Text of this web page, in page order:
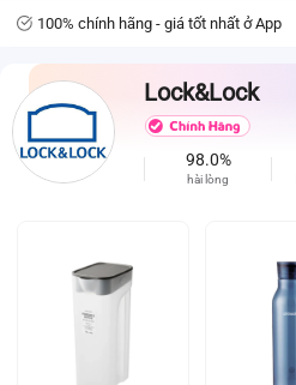
100% chính hãng - giá tốt nhất ở App
Lock&Lock
98.0%
hài lòng